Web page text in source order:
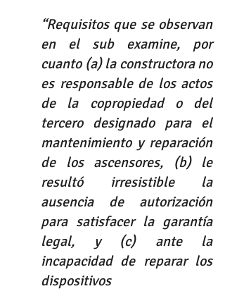
“Requisitos que se observan
en el sub examine, por
cuanto (a) la constructora no
es responsable de los actos
de la copropiedad o del
tercero designado para el
mantenimiento y reparación
de los ascensores, (b) le
resultó irresistible la
ausencia de autorización
para satisfacer la garantía
legal, y (c) ante la
incapacidad de reparar los
dispositivos